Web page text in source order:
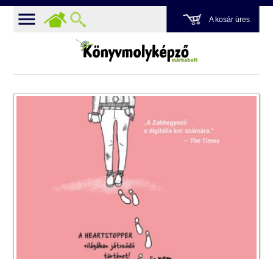
A kosár üres